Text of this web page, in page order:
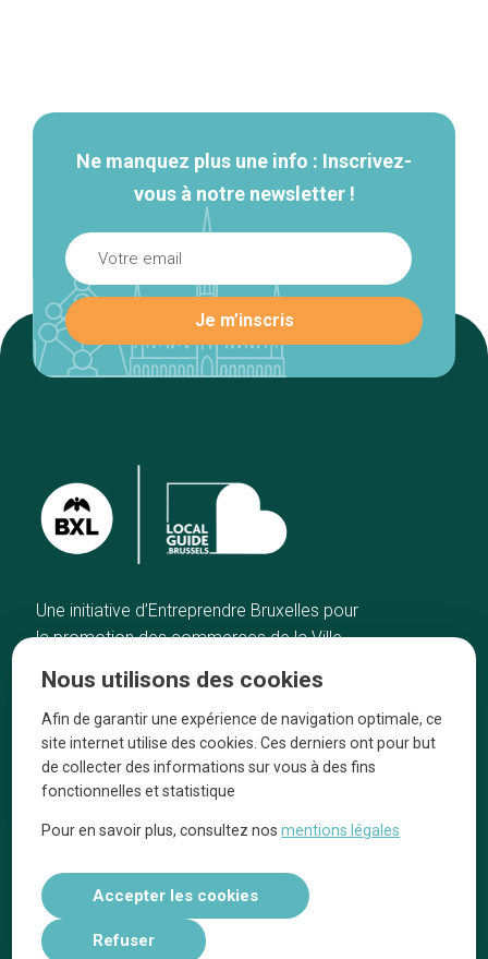
Ne manquez plus une info : Inscrivez-
vous à notre newsletter !
Une initiative d’Entreprendre Bruxelles pour
la promotion des commerces de la Ville
Accueil
Bonnes adresses
Quartiers
Blog
Tops 10
Artisans
A propos
On parle de nous
Nous utilisons des cookies
Afin de garantir une expérience de navigation optimale, ce
site internet utilise des cookies. Ces derniers ont pour but
de collecter des informations sur vous à des fins
fonctionnelles et statistique
Pour en savoir plus, consultez nosmentions légales
Accepter les cookies
Refuser